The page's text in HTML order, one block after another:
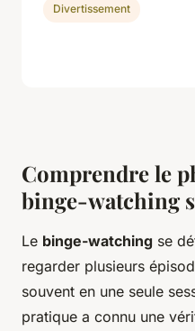
Comprendre le
binge-watching
Le binge-watching se
regarder plusieurs
souvent en une seule
pratique a connu une
Divertissement